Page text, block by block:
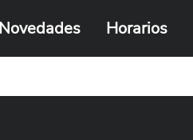
Novedades Horarios